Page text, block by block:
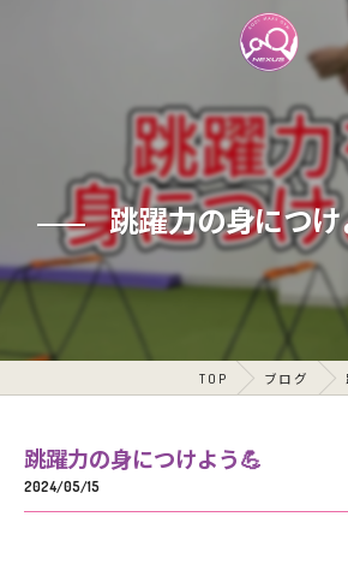
跳躍力の身につ
TOP ブログ
跳躍力の身につけよう💪
2024/05/15